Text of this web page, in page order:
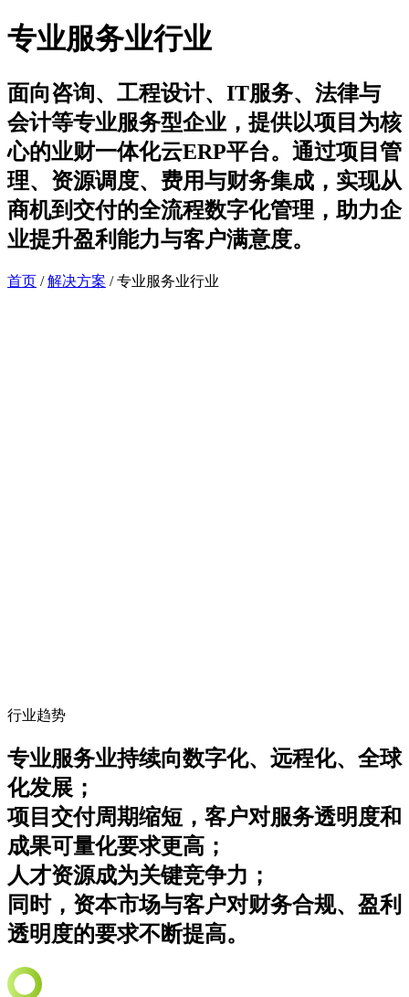
专业服务业行业
面向咨询、工程设计、IT服务、法律与
会计等专业服务型企业，提供以项目为核
心的业财一体化云ERP平台。通过项目管
理、资源调度、费用与财务集成，实现从
商机到交付的全流程数字化管理，助力企
业提升盈利能力与客户满意度。
首页 / 解决方案 / 专业服务业行业
行业趋势
专业服务业持续向数字化、远程化、全球
化发展；
项目交付周期缩短，客户对服务透明度和
成果可量化要求更高；
人才资源成为关键竞争力；
同时，资本市场与客户对财务合规、盈利
透明度的要求不断提高。